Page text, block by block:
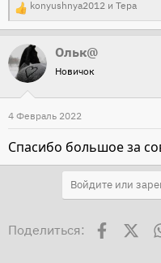
Р
е
к
и
и
:
konyushnya2012 и Тера
Ольк@
Новичок
4 Февраль 2022
Спасибо большое за
Войдите или
Поделиться: